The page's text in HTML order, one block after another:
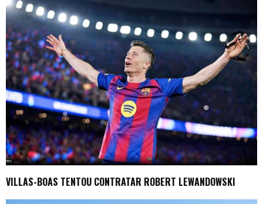
VILLAS-BOAS TENTOU CONTRATAR ROBERT LEWANDOWSKI